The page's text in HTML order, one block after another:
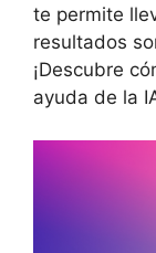
te permite
resultados
¡Descubre
ayuda de la